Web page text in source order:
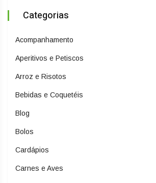
Categorias
Acompanhamento
Aperitivos e Petiscos
Arroz e Risotos
Bebidas e Coquetéis
Blog
Bolos
Cardápios
Carnes e Aves